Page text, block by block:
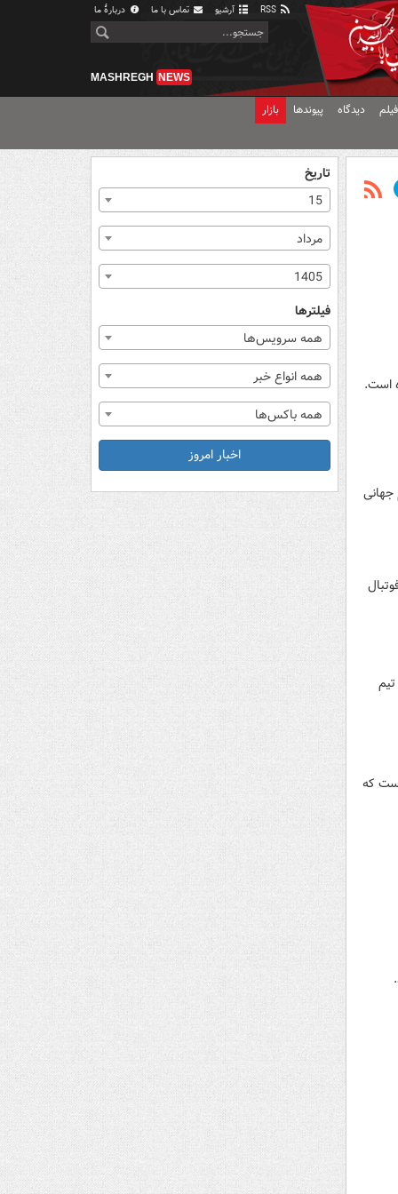
آرشیو تماس با ما دربارهٔ ما
MASHREGH NEWS
دیدگاه پیوندها بازار
است.
جهانی
که
تاریخ
15
مرداد
1405
فیلترها
همه سرویس‌ها
همه انواع خبر
همه باکس‌ها
اخبار امروز